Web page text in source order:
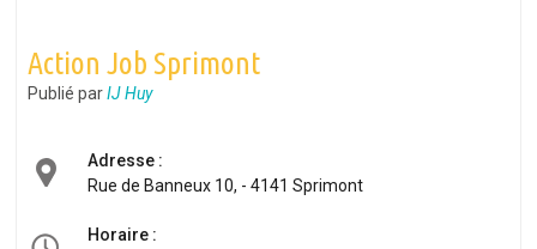
Action Job Sprimont
Publié par IJ Huy
Adresse :
Rue de Banneux 10, - 4141 Sprimont
Horaire :